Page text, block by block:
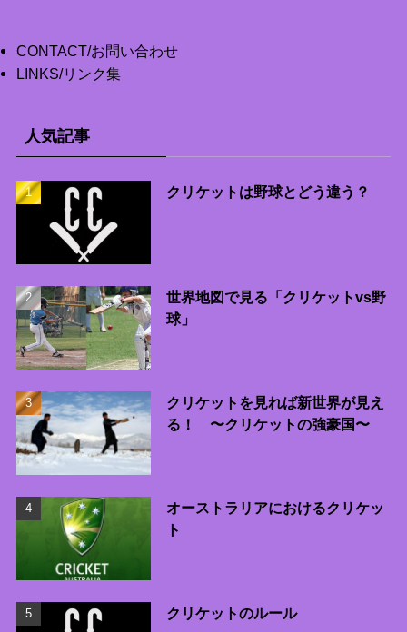
CONTACT/お問い合わせ
LINKS/リンク集
人気記事
クリケットは野球とどう違う？
世界地図で見る「クリケットvs野
球」
クリケットを見れば新世界が見え
る！ 〜クリケットの強豪国〜
オーストラリアにおけるクリケッ
ト
クリケットのルール